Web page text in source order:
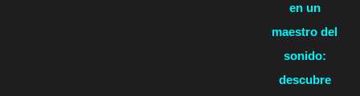
en un
maestro del
sonido:
descubre